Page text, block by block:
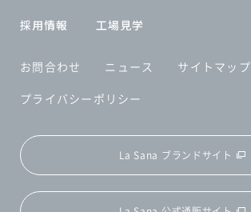
採用情報 工場見学
お問合わせ ニュース
サイトマップ
プライバシーポリシー
La Sana ブランドサイト